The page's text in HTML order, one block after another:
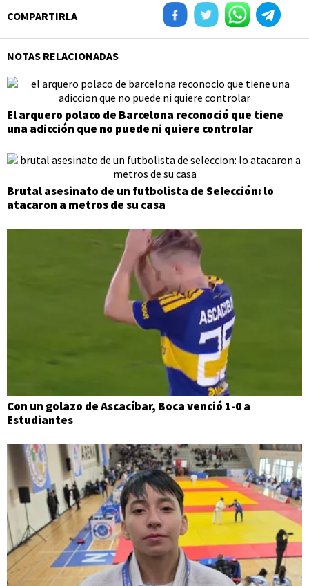
COMPARTIRLA
NOTAS RELACIONADAS
El arquero polaco de Barcelona reconoció que tiene
una adicción que no puede ni quiere controlar
Brutal asesinato de un futbolista de Selección: lo
atacaron a metros de su casa
Con un golazo de Ascacíbar, Boca venció 1-0 a
Estudiantes